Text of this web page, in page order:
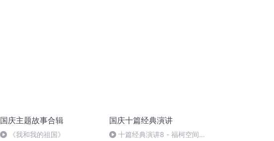
国庆主题故事合辑
《我和我的祖国》
国庆十篇经典演讲
十篇经典演讲8 - 福柯空间回